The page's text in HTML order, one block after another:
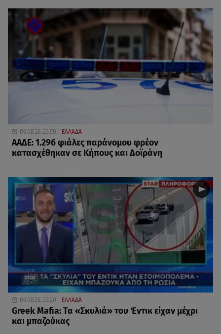
09.08.26, 23:50 ΕΛΛΑΔΑ
ΑΑΔΕ: 1.296 φιάλες παράνομου φρέον
κατασχέθηκαν σε Κήπους και Δοϊράνη
09.08.26, 23:20 ΕΛΛΑΔΑ
Greek Mafia: Τα «Σκυλιά» του Έντικ είχαν μέχρι
και μπαζούκας